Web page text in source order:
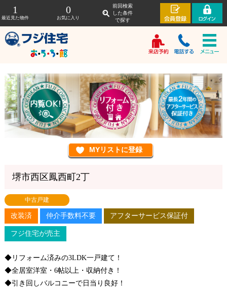
1
最近見た物件
0
お気に入り
前回検索
した条件
で探す
堺市西区鳳西町2丁
中古戸建
改装済 仲介手数料不要 アフターサービス保証付
フジ住宅が売主
◆リフォーム済みの3LDK一戸建て！
◆全居室洋室・6帖以上・収納付き！
◆引き回しバルコニーで日当り良好！